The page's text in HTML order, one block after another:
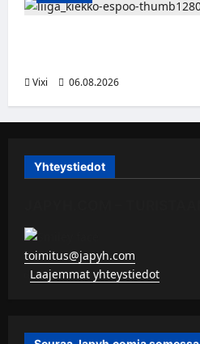
Vixi 06.08.2026
Yhteystiedot
toimitus@japyh.com
Laajemmat yhteystiedot